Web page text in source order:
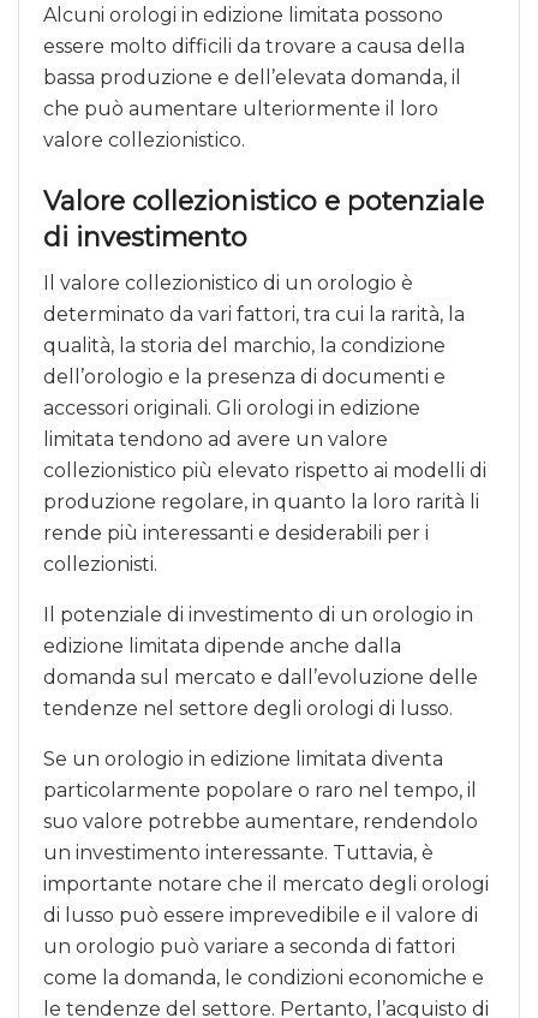
Alcuni orologi in edizione limitata possono
essere molto difficili da trovare a causa della
bassa produzione e dell’elevata domanda, il
che può aumentare ulteriormente il loro
valore collezionistico.
Valore collezionistico e potenziale
di investimento
Il valore collezionistico di un orologio è
determinato da vari fattori, tra cui la rarità, la
qualità, la storia del marchio, la condizione
dell’orologio e la presenza di documenti e
accessori originali. Gli orologi in edizione
limitata tendono ad avere un valore
collezionistico più elevato rispetto ai modelli di
produzione regolare, in quanto la loro rarità li
rende più interessanti e desiderabili per i
collezionisti.
Il potenziale di investimento di un orologio in
edizione limitata dipende anche dalla
domanda sul mercato e dall’evoluzione delle
tendenze nel settore degli orologi di lusso.
Se un orologio in edizione limitata diventa
particolarmente popolare o raro nel tempo, il
suo valore potrebbe aumentare, rendendolo
un investimento interessante. Tuttavia, è
importante notare che il mercato degli orologi
di lusso può essere imprevedibile e il valore di
un orologio può variare a seconda di fattori
come la domanda, le condizioni economiche e
le tendenze del settore. Pertanto, l’acquisto di